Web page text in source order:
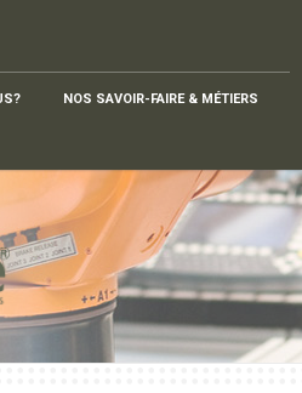
NOS SAVOIR-FAIRE & MÉTIERS